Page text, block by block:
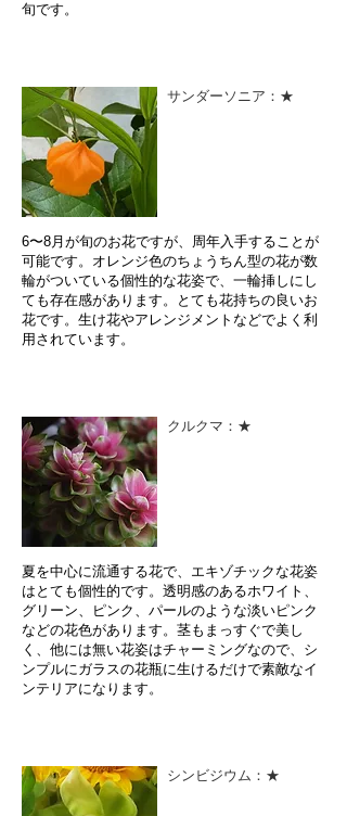
旬です。
サンダーソニア：★
6〜8月が旬のお花ですが、周年入手することが
可能です。オレンジ色のちょうちん型の花が数
輪がついている個性的な花姿で、一輪挿しにし
ても存在感があります。とても花持ちの良いお
花です。生け花やアレンジメントなどでよく利
用されています。
クルクマ：★
夏を中心に流通する花で、エキゾチックな花姿
はとても個性的です。透明感のあるホワイト、
グリーン、ピンク、パールのような淡いピンク
などの花色があります。茎もまっすぐで美し
く、他には無い花姿はチャーミングなので、シ
ンプルにガラスの花瓶に生けるだけで素敵なイ
ンテリアになります。
シンビジウム：★